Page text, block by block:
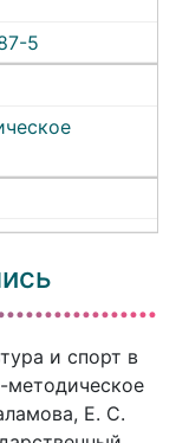
5
и спорт в
методическое
Е. С.